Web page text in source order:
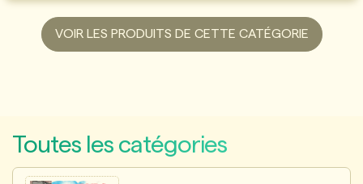
VOIR LES PRODUITS DE CETTE CATÉGORIE
Toutes les catégories